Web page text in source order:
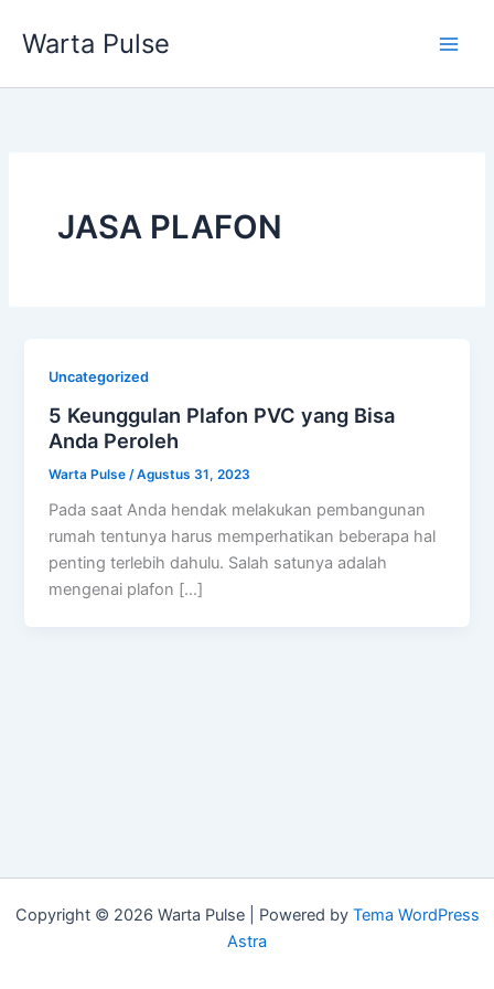
Warta Pulse
JASA PLAFON
Uncategorized
5 Keunggulan Plafon PVC yang Bisa
Anda Peroleh
Warta Pulse /Agustus 31, 2023
Pada saat Anda hendak melakukan pembangunan
rumah tentunya harus memperhatikan beberapa hal
penting terlebih dahulu. Salah satunya adalah
mengenai plafon […]
Copyright © 2026 Warta Pulse | Powered by Tema WordPress
Astra